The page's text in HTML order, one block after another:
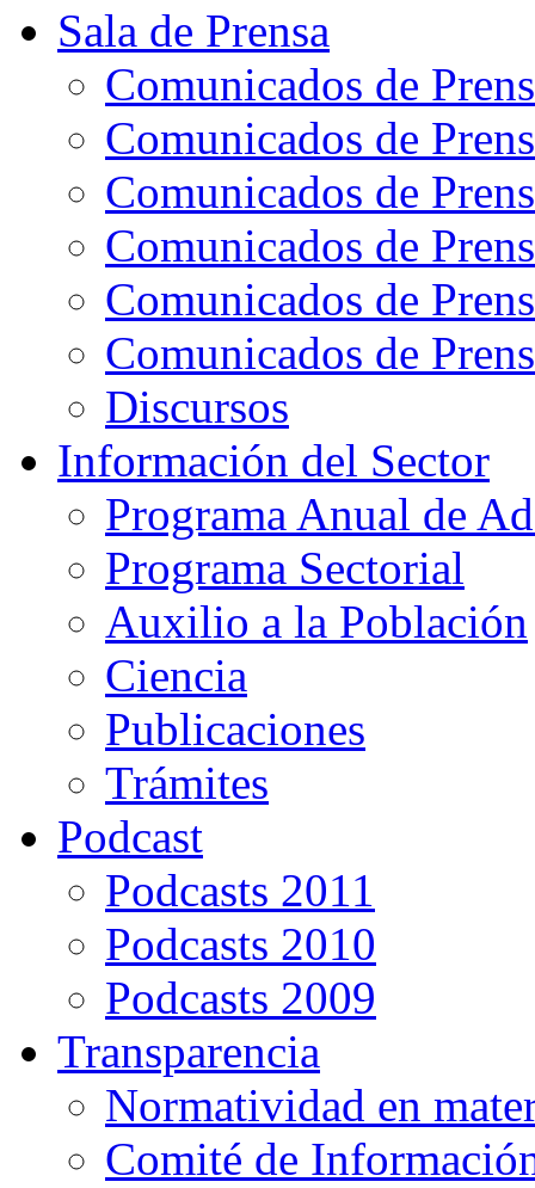
Sala de Prensa
Comunicados de
Comunicados de
Comunicados de
Comunicados de
Comunicados de
Comunicados de
Discursos
Información del Sector
Programa Anual de
Programa Sectorial
Auxilio a la Población
Ciencia
Publicaciones
Trámites
Podcast
Podcasts 2011
Podcasts 2010
Podcasts 2009
Transparencia
Normatividad en
Comité de